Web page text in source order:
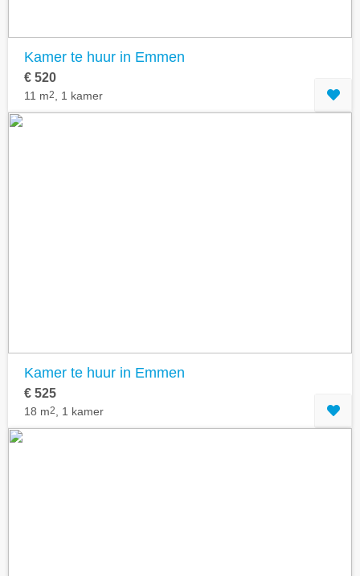
Kamer te huur in Emmen
€ 520
11 m2 , 1 kamer
Kamer te huur in Emmen
€ 525
18 m2 , 1 kamer